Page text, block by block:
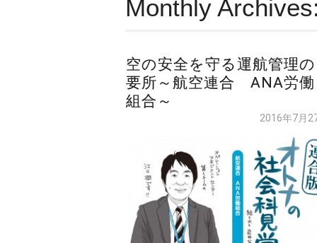
Monthly Archives:
空の安全を守る運航管理の
要所～航空連合 ANA労働
組合～
2016年7月